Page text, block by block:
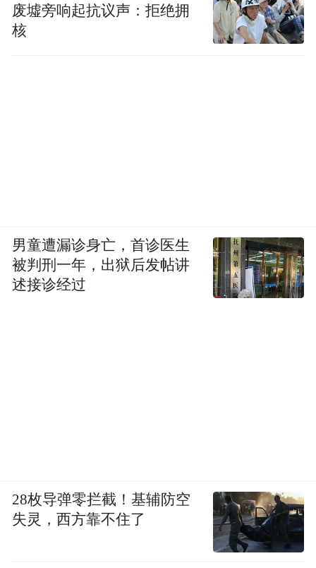
废墟旁响起抗议声：拒绝拥
核
男童遭漏诊身亡，首诊医生
被判刑一年，出狱后发帖讲
述接诊经过
28枚导弹零拦截！基辅防空
失灵，西方靠不住了